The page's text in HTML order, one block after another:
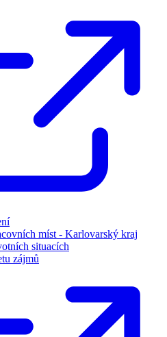
míst - Karlovarský kraj
situacích
zájmů